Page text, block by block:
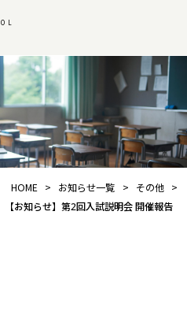
HOME > お知らせ一覧 > その他 >
【お知らせ】第2回入試説明会 開催報告